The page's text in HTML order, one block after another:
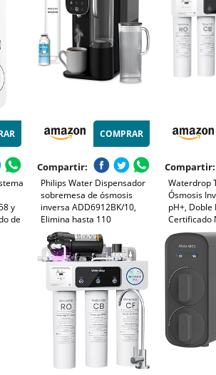
y
de
COMPRAR
Compartir:
Philips Water Dispensador
sobremesa de ósmosis
inversa ADD6912BK/10,
Elimina hasta 110
sustancias, Agua fría,
Caliente y a Temperatura
Ambiente, Vida útil del Filtro
1 año
Compartir:
Waterdrop
Ósmosis
pH+, Doble
Certificado
Filtración
Sistema de
RO sin
Relación
Pura/